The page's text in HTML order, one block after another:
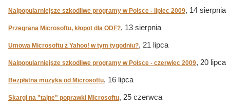
Najpopularniejsze szkodliwe programy w Polsce - lipiec 2009, 14 sierpnia
Przegrana Microsoftu, kłopot dla ODF?, 13 sierpnia
Umowa Microsoftu z Yahoo! w tym tygodniu?, 21 lipca
Najpopularniejsze szkodliwe programy w Polsce - czerwiec 2009, 20 lipca
Bezpłatna muzyka od Microsoftu, 16 lipca
Skargi na "tajne" poprawki Microsoftu, 25 czerwca